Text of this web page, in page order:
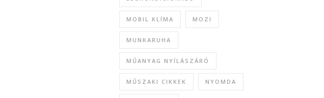
MOBIL KLÍMA MOZI
MUNKARUHA
MŰANYAG NYÍLÁSZÁRÓ
MŰSZAKI CIKKEK NYOMDA